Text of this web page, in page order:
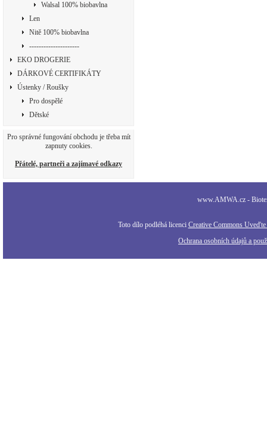
Walsal 100% biobavlna
Len
Nitě 100% biobavlna
---------------------
EKO DROGERIE
DÁRKOVÉ CERTIFIKÁTY
Ústenky / Roušky
Pro dospělé
Dětské
Pro správné fungování obchodu je třeba mít
zapnuty cookies.
Přátelé, partneři a zajímavé odkazy
www.AMWA.cz -
Toto dílo podléhá licenci Creative Commons
Ochrana osobních údajů a